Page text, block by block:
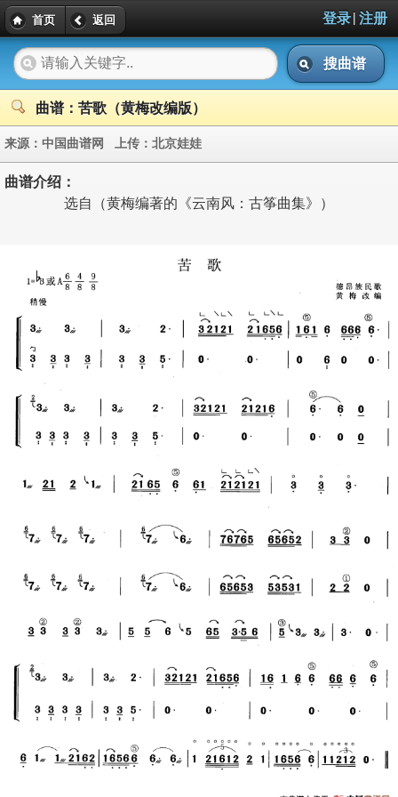
首页 返回 登录| 注册
搜曲谱
曲谱：苦歌（黄梅改编版）
来源： 中国曲谱网 上传： 北京娃娃
曲谱介绍：
选自（黄梅编著的《云南风：古筝曲集》）